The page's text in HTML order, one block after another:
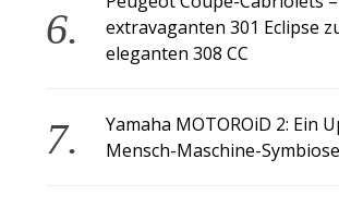
extravaganten 301 Eclipse
eleganten 308 CC
Yamaha MOTOROiD 2: Ein
Mensch-Maschine-Symbiose